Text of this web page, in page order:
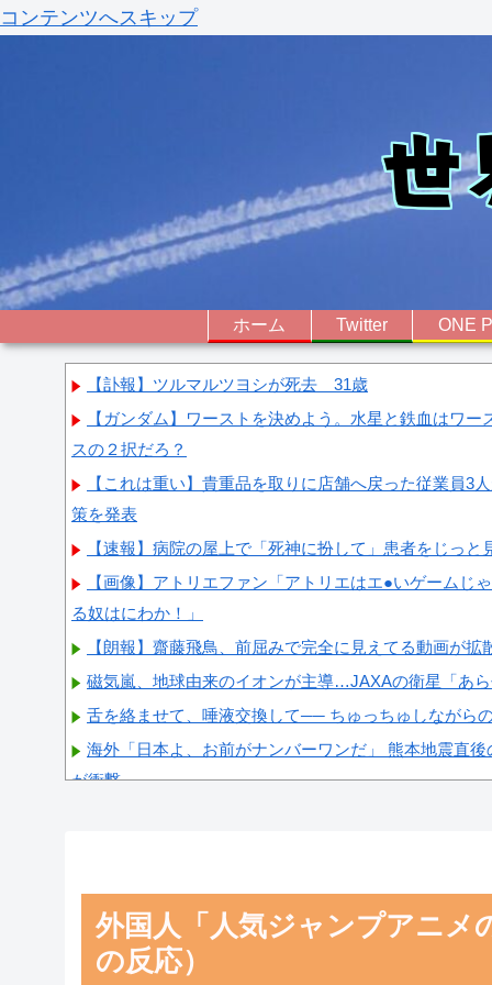
コンテンツへスキップ
ホーム Twitter ONE
【訃報】ツルマルツヨシが死去 31歳
【ガンダム】ワーストを決めよう。水星と鉄血はワ
スの２択だろ？
【これは重い】貴重品を取りに店舗へ戻った従業員
策を発表
【速報】病院の屋上で「死神に扮して」患者をじっ
【画像】アトリエファン「アトリエはエ●いゲームじ
る奴はにわか！」
【朗報】齋藤飛鳥、前屈みで完全に見えてる動画が
磁気嵐、地球由来のイオンが主導…JAXAの衛星「あ
舌を絡ませて、唾液交換して── ちゅっちゅしながら
海外「日本よ、お前がナンバーワンだ」 熊本地震直
が衝撃
Powered by livedoor 相互RSS
外国人「人気ジャンプアニメ
の反応）